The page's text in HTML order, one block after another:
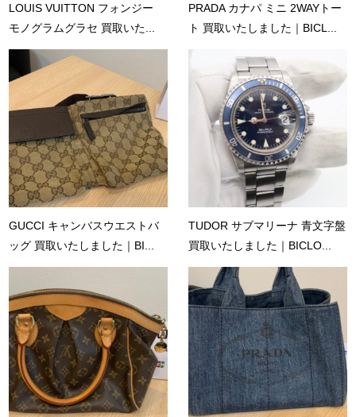
LOUIS VUITTON フォンジー
モノグラムグラセ 買取いた...
PRADA カナパ ミニ 2WAYトー
ト 買取いたしました｜BICL...
GUCCI キャンバスウエストバ
ッグ 買取いたしました｜BI...
TUDOR サブマリーナ 青文字盤
買取いたしました｜BICLO...